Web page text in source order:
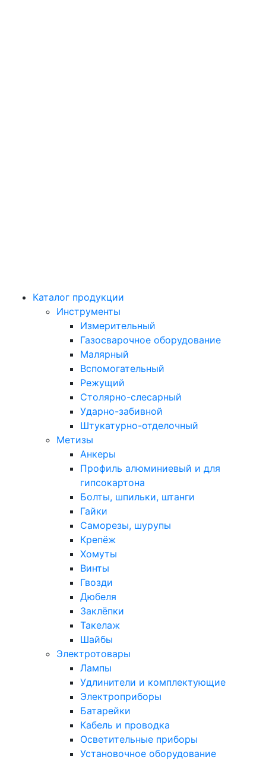
Каталог продукции
Инструменты
Измерительный
Газосварочное оборудование
Малярный
Вспомогательный
Режущий
Столярно-слесарный
Ударно-забивной
Штукатурно-отделочный
Метизы
Анкеры
Профиль алюминиевый и для
гипсокартона
Болты, шпильки, штанги
Гайки
Саморезы, шурупы
Крепёж
Хомуты
Винты
Гвозди
Дюбеля
Заклёпки
Такелаж
Шайбы
Электротовары
Лампы
Удлинители и комплектующие
Электроприборы
Батарейки
Кабель и проводка
Осветительные приборы
Установочное оборудование